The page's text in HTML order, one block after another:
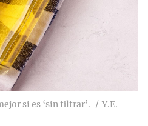
si es ‘sin filtrar’. Y.E.